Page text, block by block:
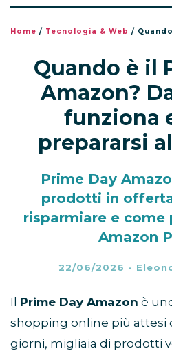
Home / Tecnologia & Web / Quando è il Prime
Quando è il
Amazon?
funziona
prepararsi
Prime Day
prodotti in
risparmiare e come
Amazon
22/06/2026 -
Il Prime Day Amazon è
shopping online più attesi
giorni, migliaia di prodotti